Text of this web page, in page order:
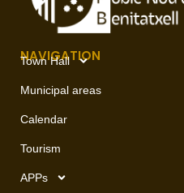
NAVIGATION
Town Hall
Municipal areas
Calendar
Tourism
APPs